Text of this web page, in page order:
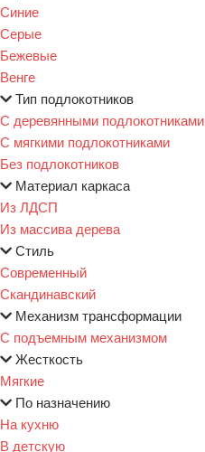
Синие
Серые
Бежевые
Венге
Тип подлокотников
С деревянными подлокотниками
С мягкими подлокотниками
Без подлокотников
Материал каркаса
Из ЛДСП
Из массива дерева
Стиль
Современный
Скандинавский
Механизм трансформации
С подъемным механизмом
Жесткость
Мягкие
По назначению
На кухню
В детскую